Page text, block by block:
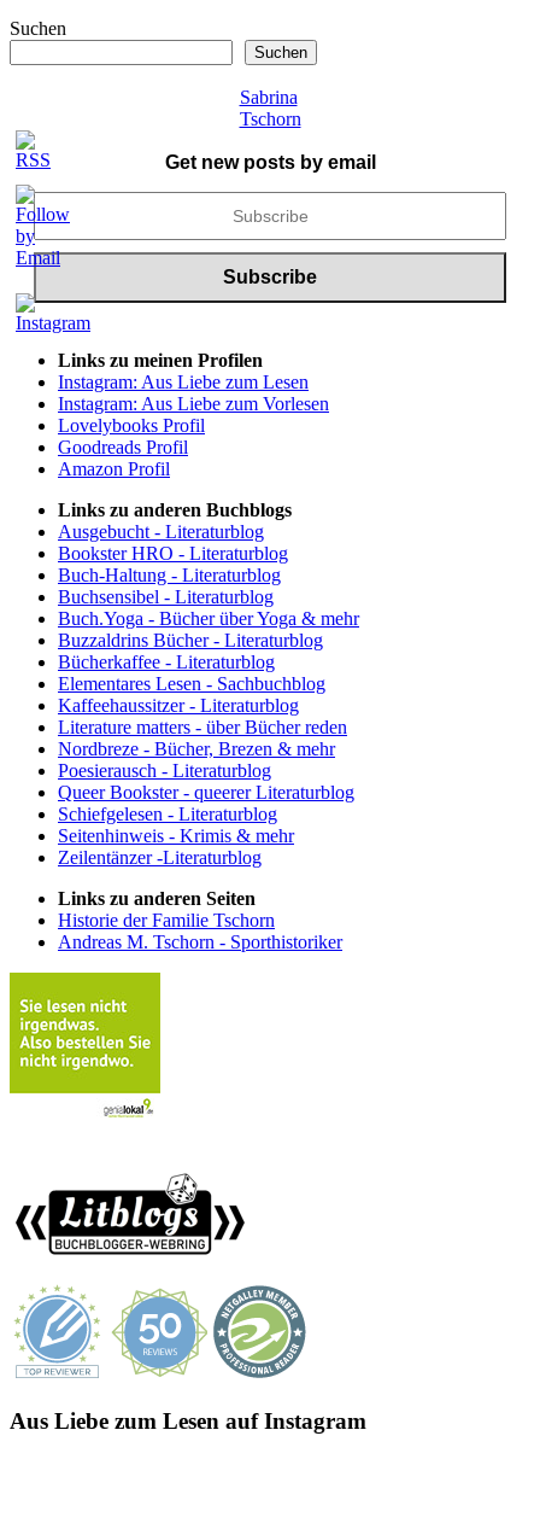
Suchen
Suchen
Sabrina
Tschorn
Get new posts by email
Links zu meinen Profilen
Instagram: Aus Liebe zum Lesen
Instagram: Aus Liebe zum Vorlesen
Lovelybooks Profil
Goodreads Profil
Amazon Profil
Links zu anderen Buchblogs
Ausgebucht - Literaturblog
Bookster HRO - Literaturblog
Buch-Haltung - Literaturblog
Buchsensibel - Literaturblog
Buch.Yoga - Bücher über Yoga & mehr
Buzzaldrins Bücher - Literaturblog
Bücherkaffee - Literaturblog
Elementares Lesen - Sachbuchblog
Kaffeehaussitzer - Literaturblog
Literature matters - über Bücher reden
Nordbreze - Bücher, Brezen & mehr
Poesierausch - Literaturblog
Queer Bookster - queerer Literaturblog
Schiefgelesen - Literaturblog
Seitenhinweis - Krimis & mehr
Zeilentänzer -Literaturblog
Links zu anderen Seiten
Historie der Familie Tschorn
Andreas M. Tschorn - Sporthistoriker
Aus Liebe zum Lesen auf Instagram